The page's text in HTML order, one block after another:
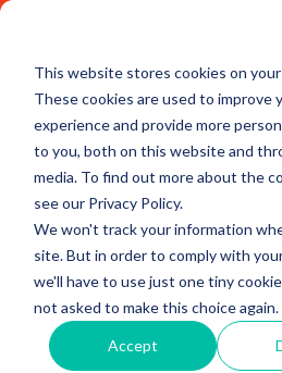
This website stores cookies on
These cookies are used to improve
experience and provide more
to you, both on this website and
media. To find out more about the
see our Privacy Policy.
We won't track your information
site. But in order to comply with
we'll have to use just one tiny
not asked to make this choice again.
Accept